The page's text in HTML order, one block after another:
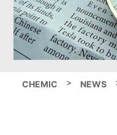
CHEMIC > NEWS